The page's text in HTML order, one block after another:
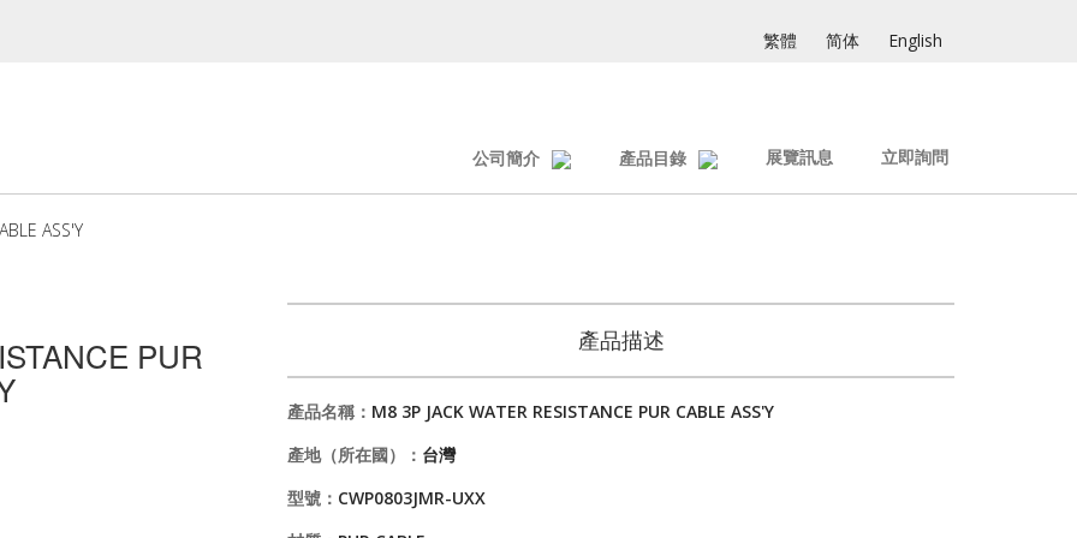
繁體 简体 English
公司簡介 產品目錄 展覽訊息 立即詢問
ASS'Y
PUR 產品描述
產品名稱： M8 3P JACK WATER RESISTANCE PUR CABLE ASS'Y
產地（所在國）： 台灣
型號： CWP0803JMR-UXX